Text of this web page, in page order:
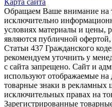
Обращаем Ваше внимание на
исключительно
условиях материалы и цены,
являются публичной
Статьи 437 Гражданского
рекомендуем уточнить у
с сайта запрещено. Сайт и
используют отображаемые на
товарные знаки в рекламных
исключительных правах на
Зарегистрированные